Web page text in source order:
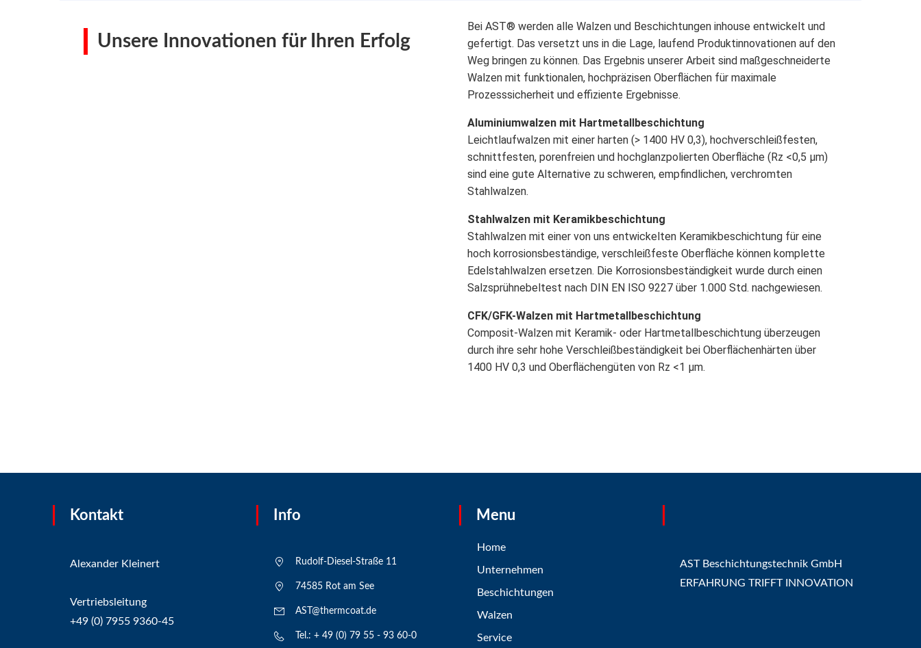
Unsere Innovationen für Ihren Erfolg
Bei AST® werden alle Walzen und Beschichtungen inhouse entwickelt und
gefertigt. Das versetzt uns in die Lage, laufend Produktinnovationen auf den
Weg bringen zu können. Das Ergebnis unserer Arbeit sind maßgeschneiderte
Walzen mit funktionalen, hochpräzisen Oberflächen für maximale
Prozesssicherheit und effiziente Ergebnisse.
Aluminiumwalzen mit Hartmetallbeschichtung
Leichtlaufwalzen mit einer harten (> 1400 HV 0,3), hochverschleißfesten,
schnittfesten, porenfreien und hochglanzpolierten Oberfläche (Rz <0,5 μm)
sind eine gute Alternative zu schweren, empfindlichen, verchromten
Stahlwalzen.
Stahlwalzen mit Keramikbeschichtung
Stahlwalzen mit einer von uns entwickelten Keramikbeschichtung für eine
hoch korrosionsbeständige, verschleißfeste Oberfläche können komplette
Edelstahlwalzen ersetzen. Die Korrosionsbeständigkeit wurde durch einen
Salzsprühnebeltest nach DIN EN ISO 9227 über 1.000 Std. nachgewiesen.
CFK/GFK-Walzen mit Hartmetallbeschichtung
Composit-Walzen mit Keramik- oder Hartmetallbeschichtung überzeugen
durch ihre sehr hohe Verschleißbeständigkeit bei Oberflächenhärten über
1400 HV 0,3 und Oberflächengüten von Rz <1 μm.
Kontakt
Alexander Kleinert
Vertriebsleitung
+49 (0) 7955 9360-45
Info
Rudolf-Diesel-Straße 11
74585 Rot am See
AST@thermcoat.de
Tel.: + 49 (0) 79 55 - 93 60-0
Menu
Home
Unternehmen
Beschichtungen
Walzen
Service
AST Beschichtungstechnik GmbH
ERFAHRUNG TRIFFT INNOVATION